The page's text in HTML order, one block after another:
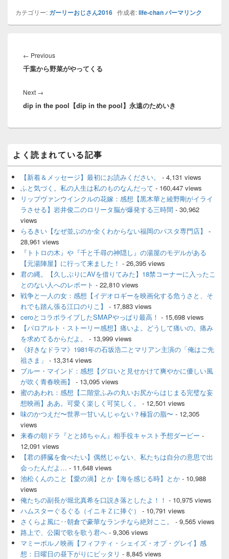
カテゴリー: ガーリーおじさん2016 作成者:life-chanパーマリンク
稿
ナ
ゲ
シ
← PreviousPrevious
post:
千葉から野菜がやってくる
Next →
post:
dip in the pool【dip in the pool】永遠のためいき
ン
サ
イ
バ
ィ
ェ
エ
ア
よく読まれている記事
【新着＆メッセージ】最初にお読みください。
- 4,131 views
ふと気づく。私の人生は私のものなんだって - 160,447 views
リップヴァンウインクルの花嫁：感想【黒木華と綾野剛がイライ
ラさせる】岩井俊二のロリータ脳が爆発する三時間 - 30,962
views
らるきい【なぜ並ぶのか全くわからない福岡のパスタ専門店】
-
28,961 views
『トトロの木』や『千と千尋の神隠し』の湯屋のモデルがある
【元湯陣屋】に行って来ました！ - 26,395 views
君の縄。【久しぶりにAVを借りてみた】18禁コーナーに入ったこ
とのない人へのレポート - 22,810 views
戦争と一人の女：感想【イデオロギーを映画化する危うさと、そ
れでも踏ん張る江口のりこ】
- 17,883 views
ceroとコラボライブしたSMAPやっぱり最高！ - 15,698 views
【パロアルト・ストーリー感想】痛いよ。どうして痛いの。痛み
を求めてるからだよ。
- 13,999 views
《好きなドラマ》1981年の石坂浩二とマリアン主演の「俺はご先
祖さま」 - 13,314 views
ブルー・マインド：感想【グロいと見せかけて爽やかに優しい風
が吹く青春映画】
- 13,095 views
蜜のあわれ：感想【二階堂ふみの丸いお尻からはじまる完璧な妄
想映画】ああ。可愛く楽しく可笑しく。
- 12,501 views
味のかつえだ〜世界一甘いんじゃない？極旨の脂〜 - 12,305
views
来春の朝ドラ『とと姉ちゃん』相手役キャスト予想ダービー -
12,091 views
【君の膵臓を食べたい】偶然じゃない、私たちは自分の意思で出
会ったんだよ… - 11,648 views
池松くんのこと【愛の渦】とか【海を感じる時】とか - 10,988
views
俺たちの副長が堀北真希を口説き落としたよ！！ - 10,975 views
ハムスターぐるぐる（イニキＺに捧ぐ）
- 10,791 views
さくらよ風に‥朝倉で豪華なランチなら絶対ここ。
- 9,565 views
路上で、公園で歌を歌う君へ - 9,306 views
マミーポルノ映画【フィフティ・シェイズ・オブ・グレイ】感
想：日曜日の昼下がりにピッタリ - 8,845 views